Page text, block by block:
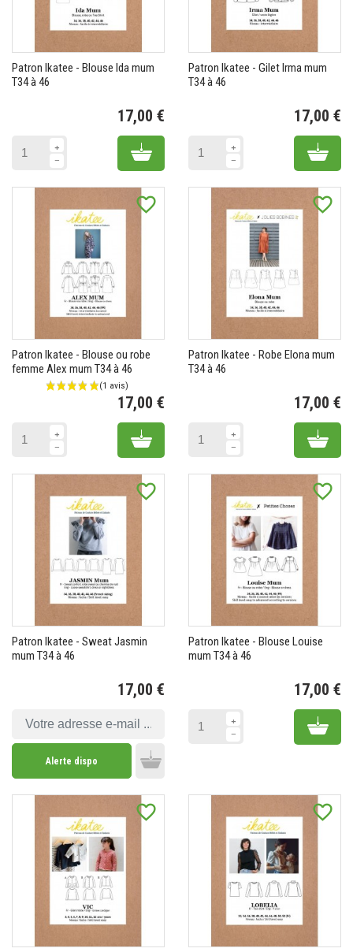
Patron Ikatee - Blouse Ida mum
T34 à 46
17,00 €
Add to cart
Patron Ikatee - Gilet Irma mum
T34 à 46
17,00 €
Add
favorite_border
Patron Ikatee - Blouse ou robe
femme Alex mum T34 à 46
17,00 €
Add to cart
favorite_border
Patron Ikatee - Robe Elona mum
T34 à 46
17,00 €
Add
favorite_border
Patron Ikatee - Sweat Jasmin
mum T34 à 46
17,00 €
Alerte dispo
favorite_border
Patron Ikatee - Blouse Louise
mum T34 à 46
17,00 €
Add
favorite_border favorite_border